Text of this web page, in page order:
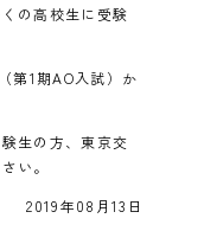
の高校生に受験
第1期AO入試）か
生の方、東京交
い。
2019年08月13日